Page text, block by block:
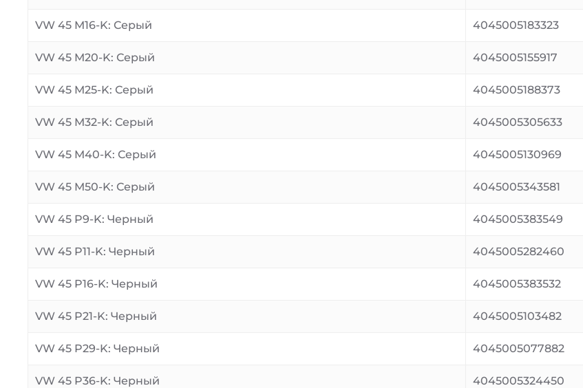
VW 45 M16-K: Серый 4045005183323
VW 45 M20-K: Серый 4045005155917
VW 45 M25-K: Серый 4045005188373
VW 45 M32-K: Серый 4045005305633
VW 45 M40-K: Серый 4045005130969
VW 45 M50-K: Серый 4045005343581
VW 45 P9-K: Черный 4045005383549
VW 45 P11-K: Черный 4045005282460
VW 45 P16-K: Черный 4045005383532
VW 45 P21-K: Черный 4045005103482
VW 45 P29-K: Черный 4045005077882
VW 45 P36-K: Черный 4045005324450